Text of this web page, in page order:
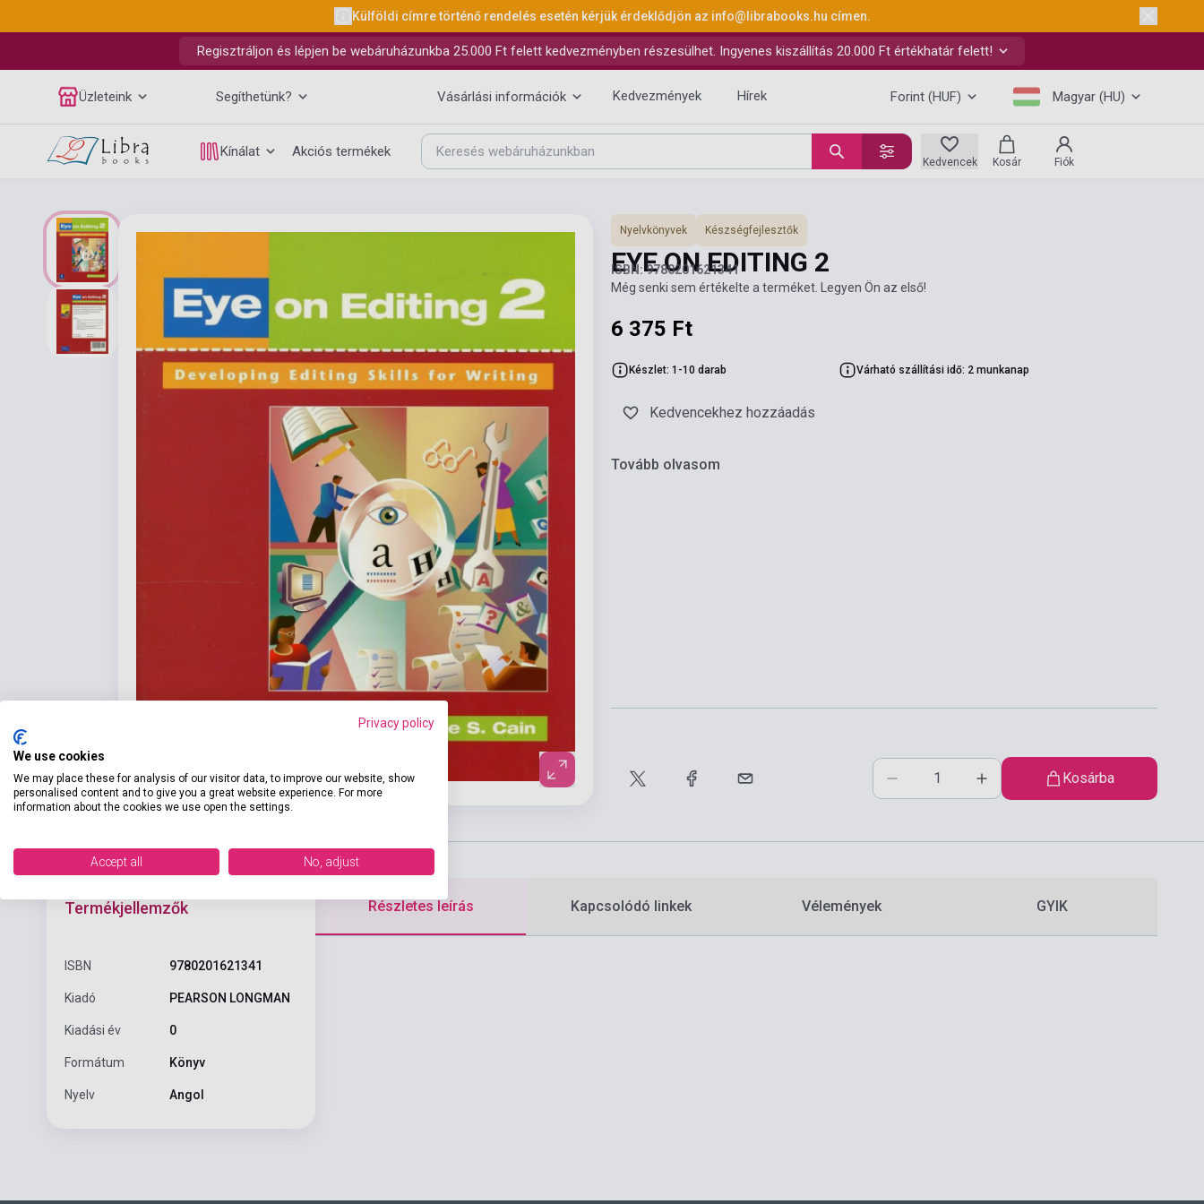
Külföldi címre történő rendelés esetén kérjük érdeklődjön az info@librabooks.hu címen.
Regisztráljon és lépjen be webáruházunkba 25.000 Ft felett kedvezményben részesülhet. Ingyenes kiszállítás 20.000 Ft értékhatár felett!
Üzleteink Segíthetünk? Vásárlási információk Kedvezmények Hírek Forint (HUF) Magyar (HU)
Kínálat Akciós termékek
Kedvencek Kosár Fiók
Nyelvkönyvek Készségfejlesztők
EYE ON EDITING 2
ISBN: 9780201621341
Még senki sem értékelte a terméket. Legyen Ön az első!
6 375 Ft
Készlet: 1-10 darab Várható szállítási idő: 2 munkanap
Kedvencekhez hozzáadás
Tovább olvasom
Kosárba
Termékjellemzők
ISBN 9780201621341
Kiadó PEARSON LONGMAN
Kiadási év 0
Formátum Könyv
Nyelv Angol
Részletes leírás Kapcsolódó linkek Vélemények GYIK
Privacy policy
We use cookies
We may place these for analysis of our visitor data, to improve our website, show
personalised content and to give you a great website experience. For more
information about the cookies we use open the settings.
Accept all No, adjust